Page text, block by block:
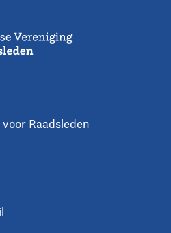
Raadsleden